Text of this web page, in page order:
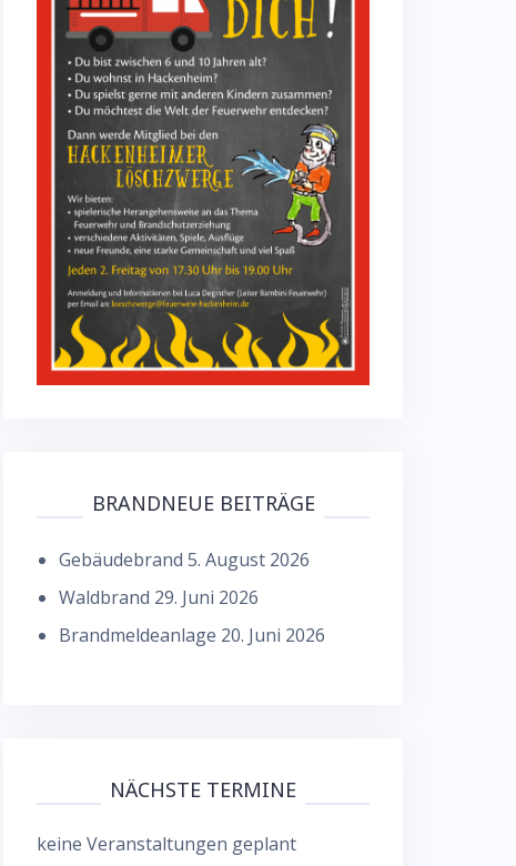
BRANDNEUE BEITRÄGE
Gebäudebrand 5. August 2026
Waldbrand 29. Juni 2026
Brandmeldeanlage 20. Juni 2026
NÄCHSTE TERMINE
keine Veranstaltungen geplant